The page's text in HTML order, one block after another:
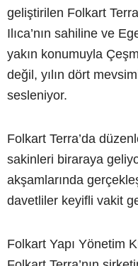
geliştirilen Folkart
Ilıca’nın sahiline ve
yakın konumuyla
değil, yılın dört
sesleniyor.
Folkart Terra’da
sakinleri biraraya
akşamlarında
davetliler keyifli vakit
Folkart Yapı Yönetim